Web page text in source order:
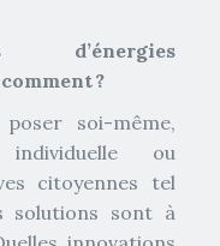
d’énergies
?
soi-même,
individuelle ou
citoyennes tel
solutions sont à